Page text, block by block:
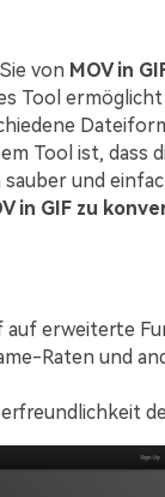
von MOV in
Tool
Tool ist, dass
und
in GIF zu
erweiterte
Raten und